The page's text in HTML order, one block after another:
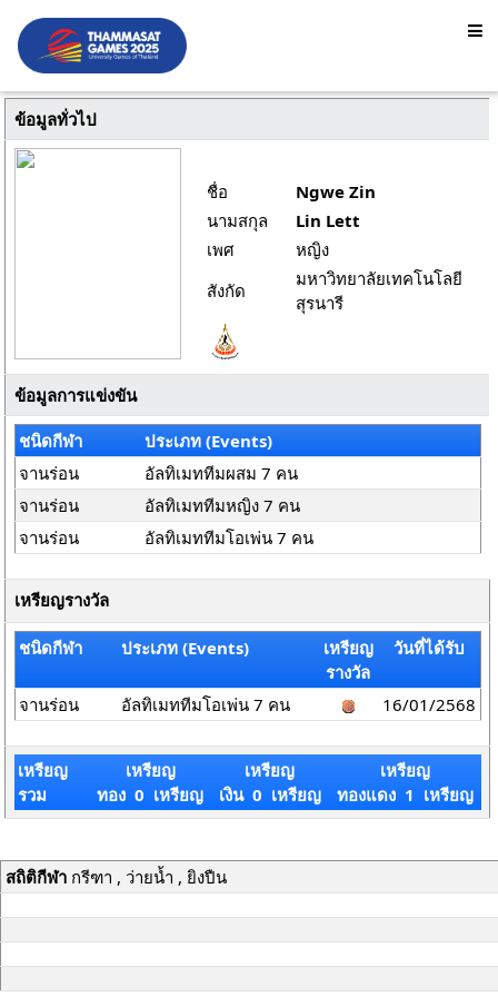
ข้อมูลทั่วไป
ชื่อ
Ngwe Zin
นามสกุล
Lin Lett
เพศ
หญิง
สังกัด
มหาวิทยาลัยเทคโนโลยี
สุรนารี
ข้อมูลการแข่งขัน
ชนิดกีฬา
ประเภท (Events)
จานร่อน
อัลทิเมททีมผสม 7 คน
จานร่อน
อัลทิเมททีมหญิง 7 คน
จานร่อน
อัลทิเมททีมโอเพ่น 7 คน
เหรียญรางวัล
ชนิดกีฬา ประเภท (Events)
เหรียญ
รางวัล
วันที่ได้รับ
จานร่อน อัลทิเมททีมโอเพ่น 7 คน 16/01/2568
เหรียญ
รวม
เหรียญ
ทอง 0 เหรียญ
เหรียญ
เงิน 0 เหรียญ
เหรียญ
ทองแดง 1 เหรียญ
สถิติกีฬากรีฑา , ว่ายน้ำ , ยิงปืน